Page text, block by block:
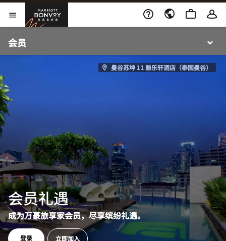
跳到内容
打开菜单Marriott Bonvoy 打开新窗口
打开菜单
会员
会员礼遇
成为万豪旅享家会员，尽享缤纷礼遇。
登录 立即加入
曼谷苏坤 11 雅乐轩酒店（泰国曼谷）